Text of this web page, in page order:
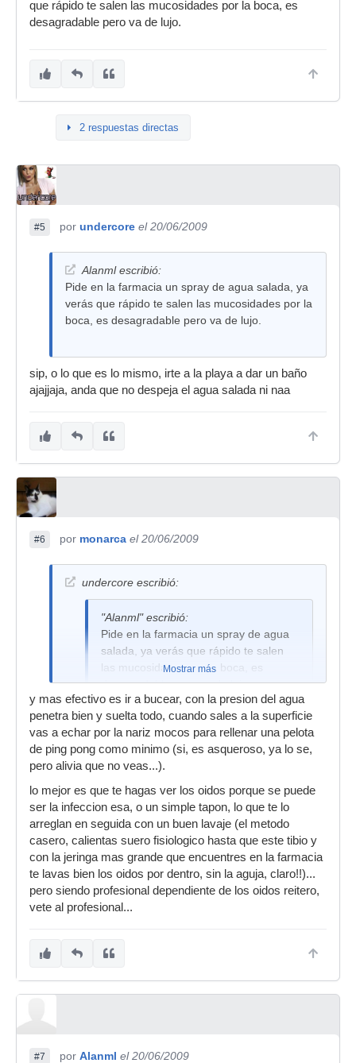
que rápido te salen las mucosidades por la boca, es
desagradable pero va de lujo.
2 respuestas directas
#5 por undercore el 20/06/2009
Alanml escribió:
Pide en la farmacia un spray de agua salada, ya
verás que rápido te salen las mucosidades por la
boca, es desagradable pero va de lujo.
sip, o lo que es lo mismo, irte a la playa a dar un baño
ajajjaja, anda que no despeja el agua salada ni naa
#6 por monarca el 20/06/2009
undercore escribió:
"Alanml" escribió:
Pide en la farmacia un spray de agua
salada, ya verás que rápido te salen
las mucosidades por la boca, es
desagradable pero va de lujo.
sip, o lo que es lo mismo, irte a la playa a dar un
baño ajajjaja, anda que no despeja el agua
salada ni naa
Mostrar más
y mas efectivo es ir a bucear, con la presion del agua
penetra bien y suelta todo, cuando sales a la superficie
vas a echar por la nariz mocos para rellenar una pelota
de ping pong como minimo (si, es asqueroso, ya lo se,
pero alivia que no veas...).
lo mejor es que te hagas ver los oidos porque se puede
ser la infeccion esa, o un simple tapon, lo que te lo
arreglan en seguida con un buen lavaje (el metodo
casero, calientas suero fisiologico hasta que este tibio y
con la jeringa mas grande que encuentres en la farmacia
te lavas bien los oidos por dentro, sin la aguja, claro!!)...
pero siendo profesional dependiente de los oidos reitero,
vete al profesional...
#7 por Alanml el 20/06/2009